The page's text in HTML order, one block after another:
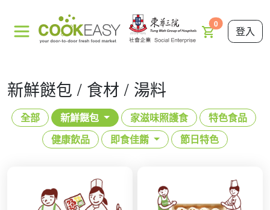
0
登入
新鮮餸包 / 食材 / 湯料
全部 新鮮餸包 家滋味照護食
特色食品
健康飲品
即食佳餚 節日特色